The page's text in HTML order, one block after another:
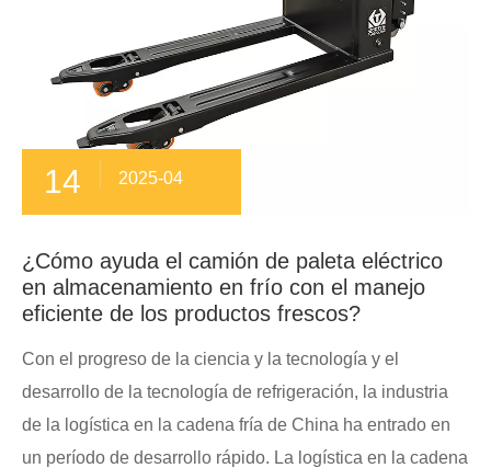
14 2025-04
¿Cómo ayuda el camión de paleta eléctrico
en almacenamiento en frío con el manejo
eficiente de los productos frescos?
Con el progreso de la ciencia y la tecnología y el
desarrollo de la tecnología de refrigeración, la industria
de la logística en la cadena fría de China ha entrado en
un período de desarrollo rápido. La logística en la cadena